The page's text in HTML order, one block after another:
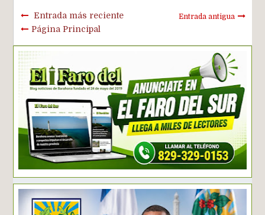
Entrada más reciente Entrada antigua
Página Principal